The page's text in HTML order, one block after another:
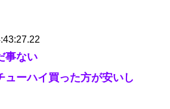
事ない
ューハイ買った方が安いし